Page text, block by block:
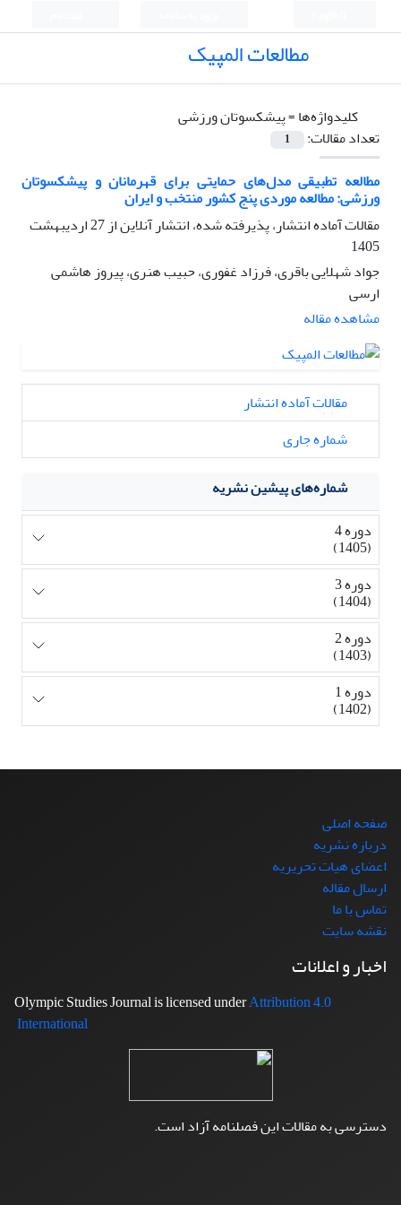
مطالعات المپیک
کلیدواژه‌ها =پیشکسوتان ورزشی
تعداد مقالات:
1
مطالعه تطبیقی مدل‌های حمایتی برای قهرمانان و پیشکسوتان
ورزشی: مطالعه موردی پنج کشور منتخب و ایران
مقالات آماده انتشار، پذیرفته شده، انتشار آنلاین از
27 اردیبهشت
1405
جواد شهلایی باقری، فرزاد غفوری، حبیب هنری، پیروز هاشمی
ارسی
مشاهده مقاله
مقالات آماده انتشار
شماره جاری
شماره‌های پیشین نشریه
دوره 4
(1405)
دوره 3
(1404)
دوره 2
(1403)
دوره 1
(1402)
صفحه اصلی
درباره نشریه
اعضای هیات تحریریه
ارسال مقاله
تماس با ما
نقشه سایت
اخبار و اعلانات
Attribution 4.0
International
دسترسی به مقالات این فصلنامه آزاد است.